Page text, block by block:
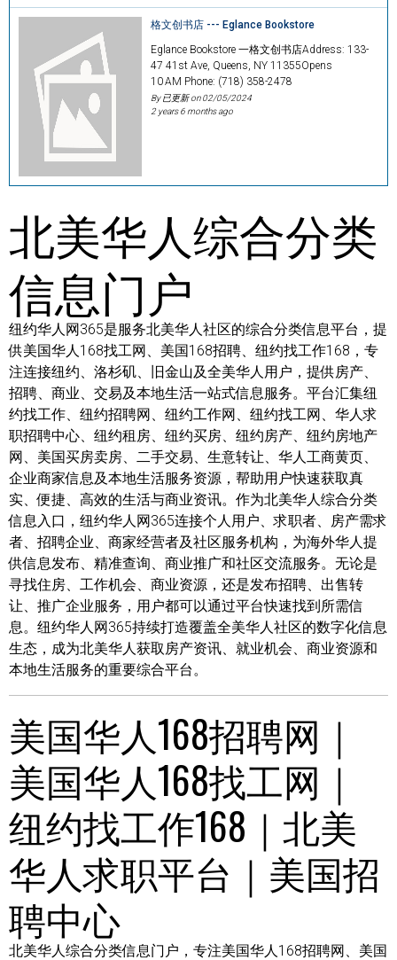
格文创书店 --- Eglance Bookstore
Eglance Bookstore 一格文创书店Address: 133-
47 41st Ave, Queens, NY 11355Opens
10 AM Phone: (718) 358-2478
By 已更新 on02/05/2024
2 years 6 months ago
北美华人综合分类
信息门户
纽约华人网365是服务北美华人社区的综合分类信息平台，提
供美国华人168找工网、美国168招聘、纽约找工作168，专
注连接纽约、洛杉矶、旧金山及全美华人用户，提供房产、
招聘、商业、交易及本地生活一站式信息服务。平台汇集纽
约找工作、纽约招聘网、纽约工作网、纽约找工网、华人求
职招聘中心、纽约租房、纽约买房、纽约房产、纽约房地产
网、美国买房卖房、二手交易、生意转让、华人工商黄页、
企业商家信息及本地生活服务资源，帮助用户快速获取真
实、便捷、高效的生活与商业资讯。作为北美华人综合分类
信息入口，纽约华人网365连接个人用户、求职者、房产需求
者、招聘企业、商家经营者及社区服务机构，为海外华人提
供信息发布、精准查询、商业推广和社区交流服务。无论是
寻找住房、工作机会、商业资源，还是发布招聘、出售转
让、推广企业服务，用户都可以通过平台快速找到所需信
息。纽约华人网365持续打造覆盖全美华人社区的数字化信息
生态，成为北美华人获取房产资讯、就业机会、商业资源和
本地生活服务的重要综合平台。
美国华人168招聘网｜
美国华人168找工网｜
纽约找工作168｜北美
华人求职平台｜美国招
聘中心
北美华人综合分类信息门户，专注美国华人168招聘网、美国